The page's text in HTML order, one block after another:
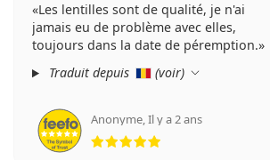
Les lentilles sont de qualité, je n'ai
jamais eu de problème avec elles,
toujours dans la date de péremption.
Traduit depuis
(voir)
Anonyme,Il y a 2 ans
évaluation 5 sur 5